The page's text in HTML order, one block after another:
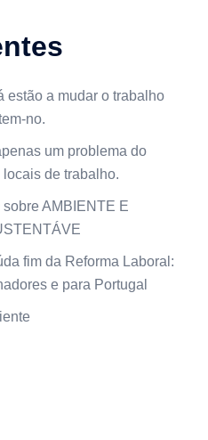
estão a mudar o trabalho
no.
um problema do
de trabalho.
AMBIENTE E
fim da Reforma Laboral:
e para Portugal